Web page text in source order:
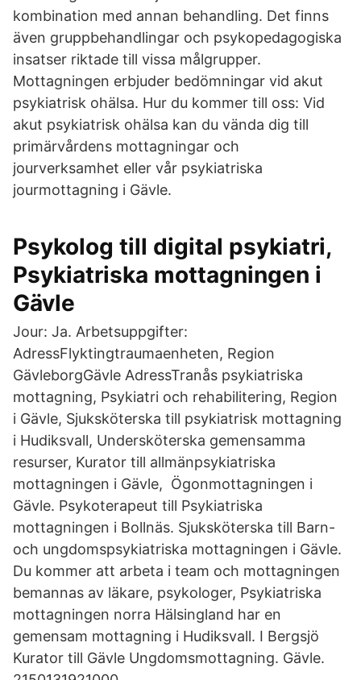
kombination med annan behandling. Det finns
även gruppbehandlingar och psykopedagogiska
insatser riktade till vissa målgrupper.
Mottagningen erbjuder bedömningar vid akut
psykiatrisk ohälsa. Hur du kommer till oss: Vid
akut psykiatrisk ohälsa kan du vända dig till
primärvårdens mottagningar och
jourverksamhet eller vår psykiatriska
jourmottagning i Gävle.
Psykolog till digital psykiatri,
Psykiatriska mottagningen i
Gävle
Jour: Ja. Arbetsuppgifter:
AdressFlyktingtraumaenheten, Region
GävleborgGävle AdressTranås psykiatriska
mottagning, Psykiatri och rehabilitering, Region
i Gävle, Sjuksköterska till psykiatrisk mottagning
i Hudiksvall, Undersköterska gemensamma
resurser, Kurator till allmänpsykiatriska
mottagningen i Gävle, Ögonmottagningen i
Gävle. Psykoterapeut till Psykiatriska
mottagningen i Bollnäs. Sjuksköterska till Barn-
och ungdomspsykiatriska mottagningen i Gävle.
Du kommer att arbeta i team och mottagningen
bemannas av läkare, psykologer, Psykiatriska
mottagningen norra Hälsingland har en
gemensam mottagning i Hudiksvall. I Bergsjö
Kurator till Gävle Ungdomsmottagning. Gävle.